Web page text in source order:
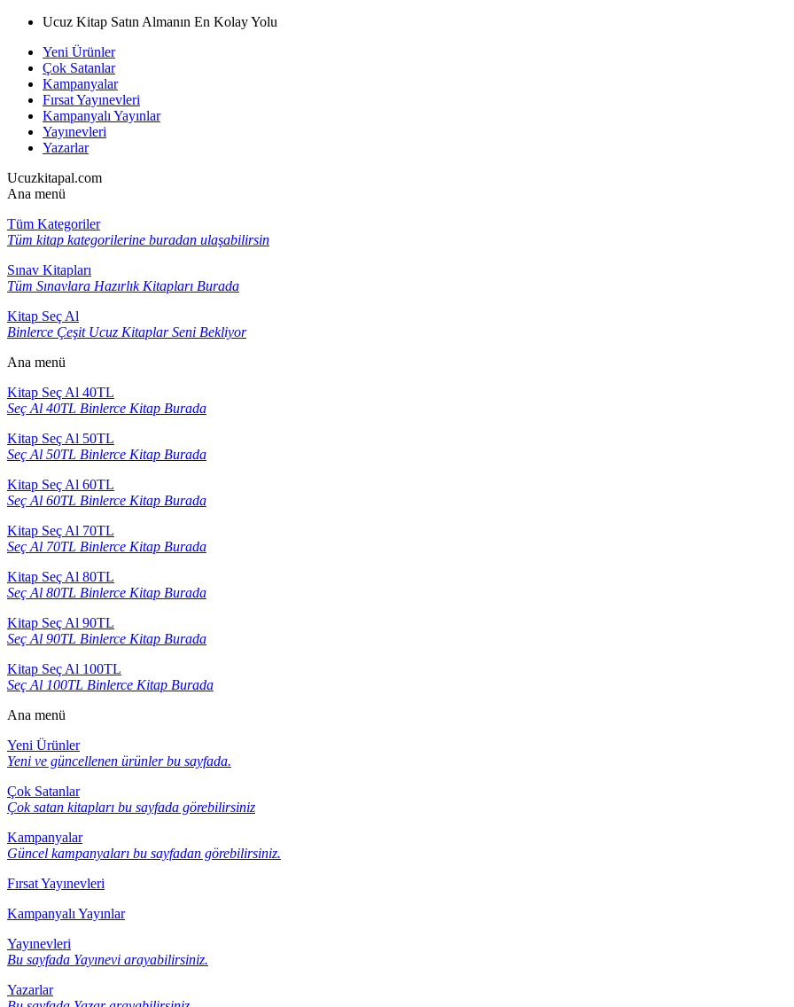
Ucuz Kitap Satın Almanın En Kolay Yolu
Yeni Ürünler
Çok Satanlar
Kampanyalar
Fırsat Yayınevleri
Kampanyalı Yayınlar
Yayınevleri
Yazarlar
Ucuzkitapal.com
Ana menü
Tüm Kategoriler
Tüm kitap kategorilerine buradan ulaşabilirsin
Sınav Kitapları
Tüm Sınavlara Hazırlık Kitapları Burada
Kitap Seç Al
Binlerce Çeşit Ucuz Kitaplar Seni Bekliyor
Ana menü
Kitap Seç Al 40TL
Seç Al 40TL Binlerce Kitap Burada
Kitap Seç Al 50TL
Seç Al 50TL Binlerce Kitap Burada
Kitap Seç Al 60TL
Seç Al 60TL Binlerce Kitap Burada
Kitap Seç Al 70TL
Seç Al 70TL Binlerce Kitap Burada
Kitap Seç Al 80TL
Seç Al 80TL Binlerce Kitap Burada
Kitap Seç Al 90TL
Seç Al 90TL Binlerce Kitap Burada
Kitap Seç Al 100TL
Seç Al 100TL Binlerce Kitap Burada
Ana menü
Yeni Ürünler
Yeni ve güncellenen ürünler bu sayfada.
Çok Satanlar
Çok satan kitapları bu sayfada görebilirsiniz
Kampanyalar
Güncel kampanyaları bu sayfadan görebilirsiniz.
Fırsat Yayınevleri
Kampanyalı Yayınlar
Yayınevleri
Bu sayfada Yayınevi arayabilirsiniz.
Yazarlar